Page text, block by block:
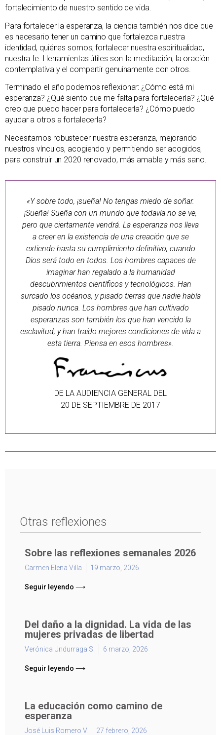
Otras reflexiones
Sobre las reflexiones semanales 2026
Carmen Elena Villa 19 marzo, 2026
Seguir leyendo ⟶
Del daño a la dignidad. La vida de las
mujeres privadas de libertad
Verónica Undurraga S. 6 marzo, 2026
Seguir leyendo ⟶
La educación como camino de
esperanza
José Luis Romero V. 27 febrero, 2026
fortalecimiento de nuestro sentido de vida.
Para fortalecer la esperanza, la ciencia también nos dice que
es necesario tener un camino que fortalezca nuestra
identidad, quiénes somos; fortalecer nuestra espiritualidad,
nuestra fe. Herramientas útiles son: la meditación, la oración
contemplativa y el compartir genuinamente con otros.
Terminado el año podemos reflexionar: ¿Cómo está mi
esperanza? ¿Qué siento que me falta para fortalecerla? ¿Qué
creo que puedo hacer para fortalecerla? ¿Cómo puedo
ayudar a otros a fortalecerla?
Necesitamos robustecer nuestra esperanza, mejorando
nuestros vínculos, acogiendo y permitiendo ser acogidos,
para construir un 2020 renovado, más amable y más sano.
«Y sobre todo, ¡sueña! No tengas miedo de soñar.
¡Sueña! Sueña con un mundo que todavía no se ve,
pero que ciertamente vendrá. La esperanza nos lleva
a creer en la existencia de una creación que se
extiende hasta su cumplimiento definitivo, cuando
Dios será todo en todos. Los hombres capaces de
imaginar han regalado a la humanidad
descubrimientos científicos y tecnológicos. Han
surcado los océanos, y pisado tierras que nadie había
pisado nunca. Los hombres que han cultivado
esperanzas son también los que han vencido la
esclavitud, y han traído mejores condiciones de vida a
esta tierra. Piensa en esos hombres».
DE LA AUDIENCIA GENERAL DEL
20 DE SEPTIEMBRE DE 2017